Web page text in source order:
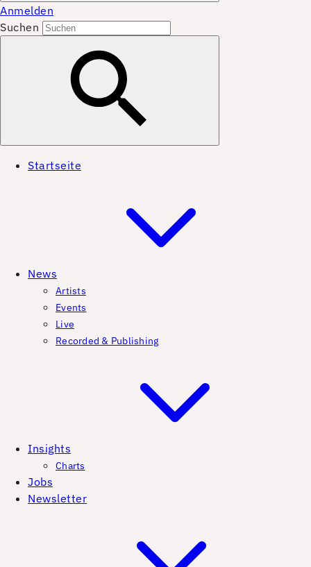
Anmelden
Suchen
Startseite
News
Artists
Events
Live
Recorded & Publishing
Insights
Charts
Jobs
Newsletter